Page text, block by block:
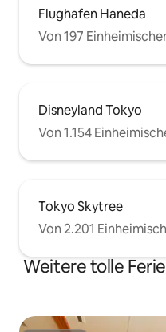
Flughafen Haneda
Von 197
Disneyland Tokyo
Von 1.154
Tokyo Skytree
Von 2.201
Weitere tolle